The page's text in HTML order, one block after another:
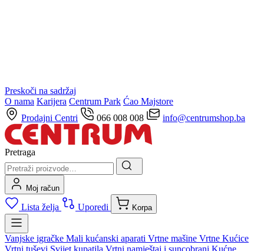
Preskoči na sadržaj
O nama Karijera Centrum Park Ćao Majstore
Prodajni Centri
066 008 008 info@centrumshop.ba
Pretraga
Moj račun
Lista želja Uporedi Korpa
Vanjske igračke Mali kućanski aparati Vrtne mašine Vrtne Kućice
Vrtni tuševi Svijet kupatila Vrtni namještaj i suncobrani Kućne